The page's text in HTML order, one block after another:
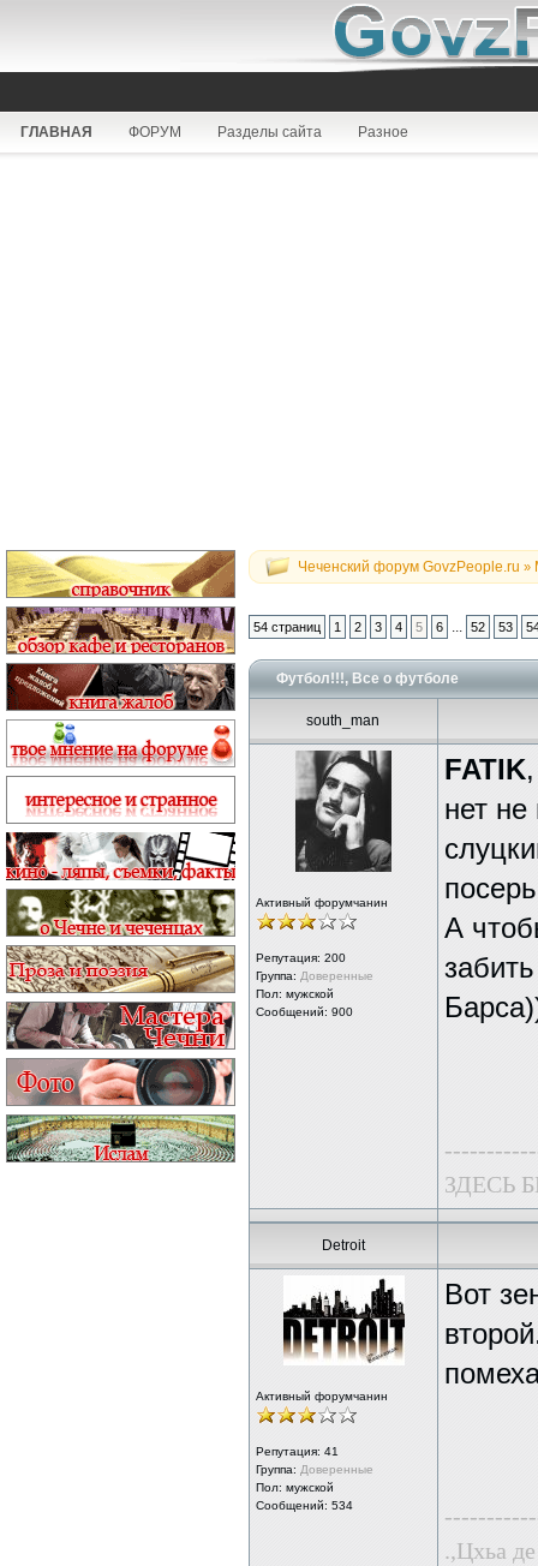
ГЛАВНАЯ ФОРУМ Разделы сайта Разное
Чеченский форум GovzPeople.ru »
54 страниц 1 2 3 4 5 6 ... 52 53
Футбол!!!, Все о футболе
south_man
Активный форумчанин
Репутация: 200
Группа: Доверенные
Пол: мужской
Сообщений: 900
FATIK,
нет не
А
ЗДЕСЬ
Detroit
Активный форумчанин
Репутация: 41
Группа: Доверенные
Пол: мужской
Сообщений: 534
Вот
.,Цхьа